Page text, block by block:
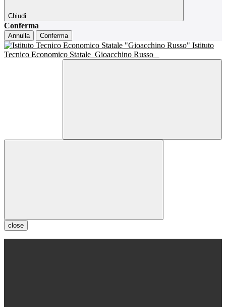
Chiudi
Conferma
Annulla Conferma
Istituto
Tecnico Economico Statale Gioacchino Russo
close